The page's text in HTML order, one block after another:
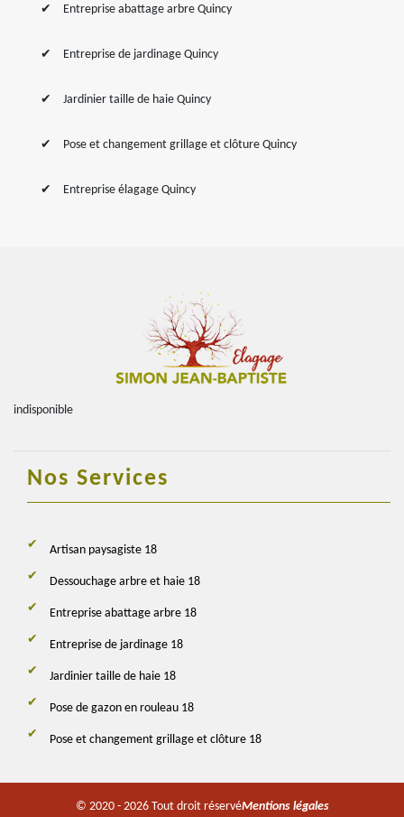
Entreprise abattage arbre Quincy
Entreprise de jardinage Quincy
Jardinier taille de haie Quincy
Pose et changement grillage et clôture Quincy
Entreprise élagage Quincy
indisponible
Nos Services
Artisan paysagiste 18
Dessouchage arbre et haie 18
Entreprise abattage arbre 18
Entreprise de jardinage 18
Jardinier taille de haie 18
Pose de gazon en rouleau 18
Pose et changement grillage et clôture 18
© 2020 - 2026 Tout droit réservéMentions légales